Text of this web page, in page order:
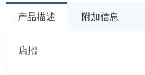
产品描述 附加信息
店招